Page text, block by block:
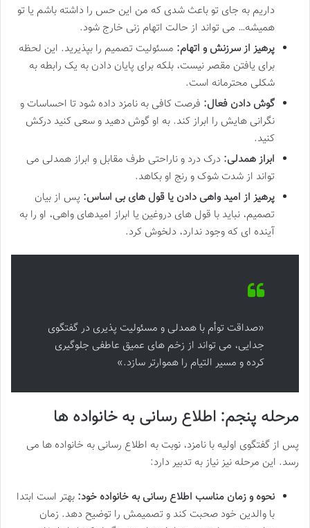
داریم به جای تو باعث شدی که من این حس را داشته باشم یا تو
همیشه… می تواند از حالت اتهام زنی خارج شود.
پرهیز از سرزنش و اتهام: مسئولیت تصمیم را بپذیرید. این لحظه
برای یافتن مقصر نیست، بلکه برای پایان دادن به یک رابطه به
شکلی محترمانه است.
گوش دادن فعال: فرصت کافی به نامزد داده شود تا احساسات و
نگرانی هایش را ابراز کند. به او گوش دهید و سعی کنید درکش
کنید.
ابراز همدلی: درک درد و ناراحتی طرف مقابل و ابراز همدلی می
تواند از شدت شوک و رنج او بکاهد.
پرهیز از امید واهی دادن یا قول های بی اساس: پس از بیان
تصمیم، نباید با قول های دروغین یا ابراز امیدهای واهی، او را به
آینده ای که وجود ندارد، دلخوش کرد.
«صداقت توأم با همدلی و مسئولیت پذیری در گفتگوی
جدایی، می تواند از زخم های عمیق عاطفی جلوگیری
کرده و مسیر التیام را هموارتر سازد.»
مرحله پنجم: اطلاع رسانی به خانواده ها
پس از گفتگوی اولیه با نامزد، نوبت به اطلاع رسانی به خانواده ها می
رسد. این مرحله نیز نیاز به تدبیر دارد:
نحوه و زمان مناسب اطلاع رسانی به خانواده خود: بهتر است ابتدا
با والدین خود صحبت کند و تصمیمش را توضیح دهد. زمان